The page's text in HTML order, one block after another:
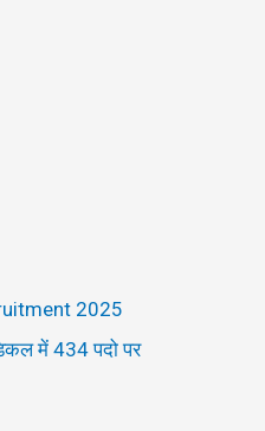
2025
में 434 पदो पर